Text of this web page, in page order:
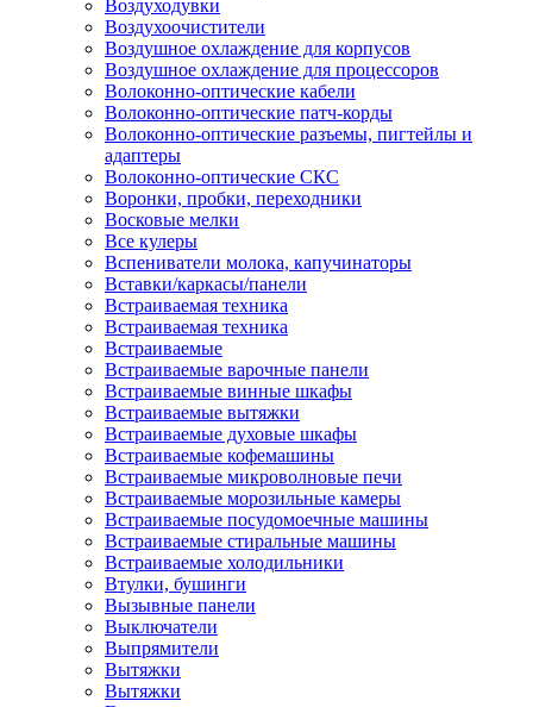
Воздуходувки
Воздухоочистители
Воздушное охлаждение для корпусов
Воздушное охлаждение для процессоров
Волоконно-оптические кабели
Волоконно-оптические патч-корды
Волоконно-оптические разъемы, пигтейлы и
адаптеры
Волоконно-оптические СКС
Воронки, пробки, переходники
Восковые мелки
Все кулеры
Вспениватели молока, капучинаторы
Вставки/каркасы/панели
Встраиваемая техника
Встраиваемая техника
Встраиваемые
Встраиваемые варочные панели
Встраиваемые винные шкафы
Встраиваемые вытяжки
Встраиваемые духовые шкафы
Встраиваемые кофемашины
Встраиваемые микроволновые печи
Встраиваемые морозильные камеры
Встраиваемые посудомоечные машины
Встраиваемые стиральные машины
Встраиваемые холодильники
Втулки, бушинги
Вызывные панели
Выключатели
Выпрямители
Вытяжки
Вытяжки